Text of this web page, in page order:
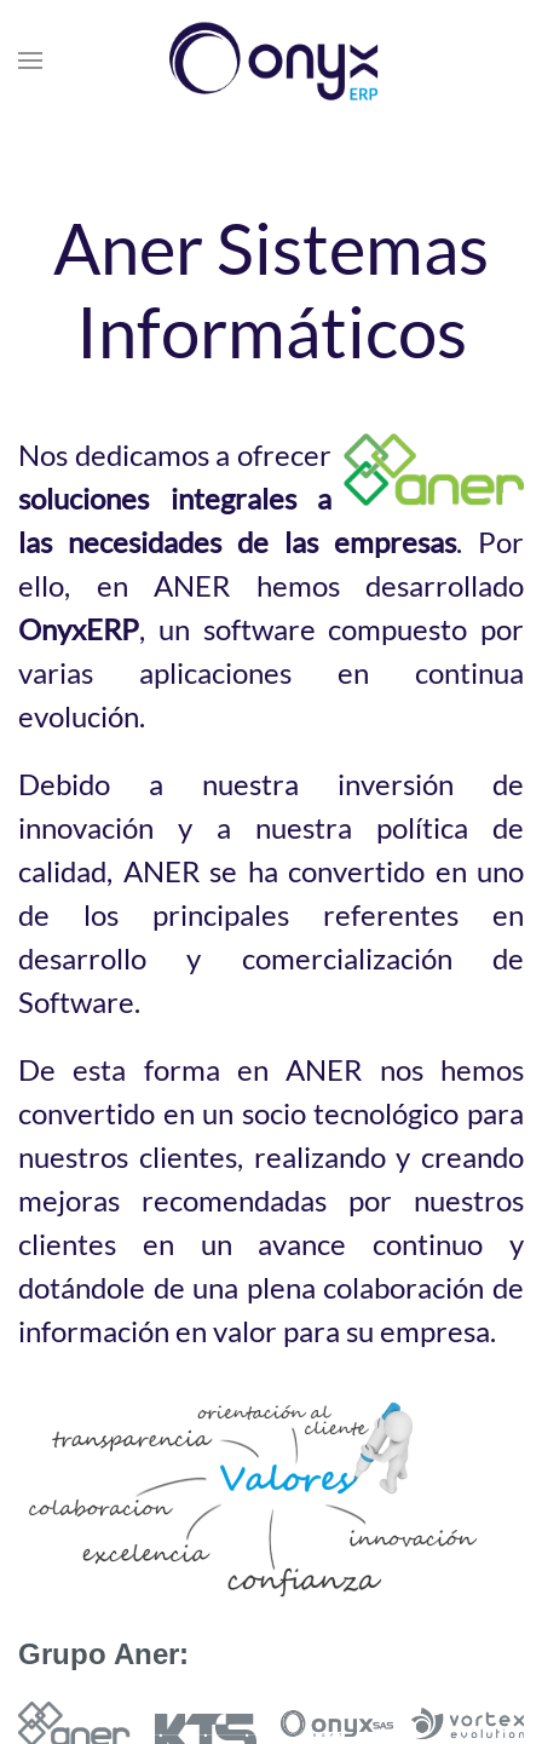
Aner Sistemas
Informáticos
Nos dedicamos a ofrecer
soluciones integrales a
las necesidades de las empresas. Por
ello, en ANER hemos desarrollado
OnyxERP, un software compuesto por
varias aplicaciones en continua
evolución.
Debido a nuestra inversión de
innovación y a nuestra política de
calidad, ANER se ha convertido en uno
de los principales referentes en
desarrollo y comercialización de
Software.
De esta forma en ANER nos hemos
convertido en un socio tecnológico para
nuestros clientes, realizando y creando
mejoras recomendadas por nuestros
clientes en un avance continuo y
dotándole de una plena colaboración de
información en valor para su empresa.
Grupo Aner: